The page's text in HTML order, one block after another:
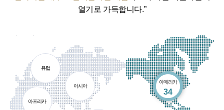
열기로 가득합니다.”
아메리카
34
개소
유럽
아프리카
아시아